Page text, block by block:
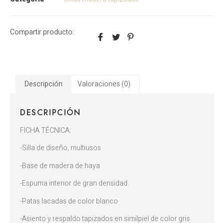
Compartir producto:
Descripción Valoraciones (0)
DESCRIPCIÓN
FICHA TÉCNICA:
-Silla de diseño, multiusos
-Base de madera de haya
-Espuma interior de gran densidad.
-Patas lacadas de color blanco
-Asiento y respaldo tapizados en similpiel de color gris